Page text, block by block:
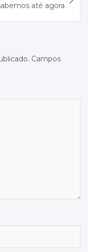
até agora
Campos